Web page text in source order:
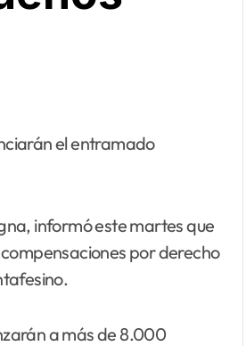
informó este martes que
por derecho
a más de 8.000